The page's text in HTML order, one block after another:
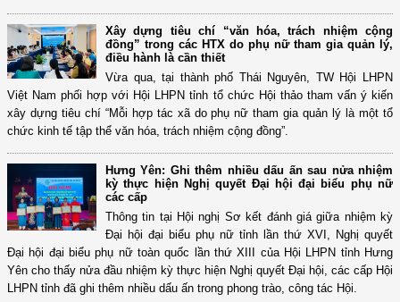
Xây dựng tiêu chí “văn hóa, trách nhiệm cộng
đồng” trong các HTX do phụ nữ tham gia quản lý,
điều hành là cần thiết
Vừa qua, tại thành phố Thái Nguyên, TW Hội LHPN
Việt Nam phối hợp với Hội LHPN tỉnh tổ chức Hội thảo tham vấn ý kiến
xây dựng tiêu chí “Mỗi hợp tác xã do phụ nữ tham gia quản lý là một tổ
chức kinh tế tập thể văn hóa, trách nhiệm cộng đồng”.
Hưng Yên: Ghi thêm nhiều dấu ấn sau nửa nhiệm
kỳ thực hiện Nghị quyết Đại hội đại biểu phụ nữ
các cấp
Thông tin tại Hội nghị Sơ kết đánh giá giữa nhiệm kỳ
Đại hội đại biểu phụ nữ tỉnh lần thứ XVI, Nghị quyết
Đại hội đại biểu phụ nữ toàn quốc lần thứ XIII của Hội LHPN tỉnh Hưng
Yên cho thấy nửa đầu nhiệm kỳ thực hiện Nghị quyết Đại hội, các cấp Hội
LHPN tỉnh đã ghi thêm nhiều dấu ấn trong phong trào, công tác Hội.